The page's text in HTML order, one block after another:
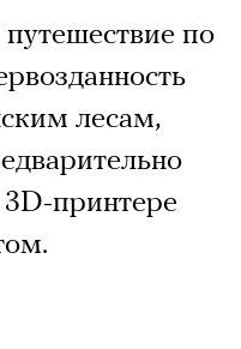
по
лесам,
принтере